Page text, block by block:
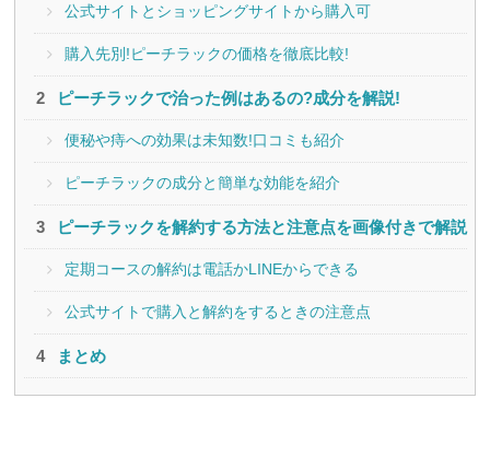
公式サイトとショッピングサイトから購入可
購入先別!ピーチラックの価格を徹底比較!
ピーチラックで治った例はあるの?成分を解説!
便秘や痔への効果は未知数!口コミも紹介
ピーチラックの成分と簡単な効能を紹介
ピーチラックを解約する方法と注意点を画像付きで解説
定期コースの解約は電話かLINEからできる
公式サイトで購入と解約をするときの注意点
まとめ